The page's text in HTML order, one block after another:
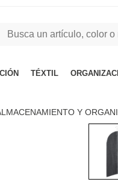
TÉXTIL
Y